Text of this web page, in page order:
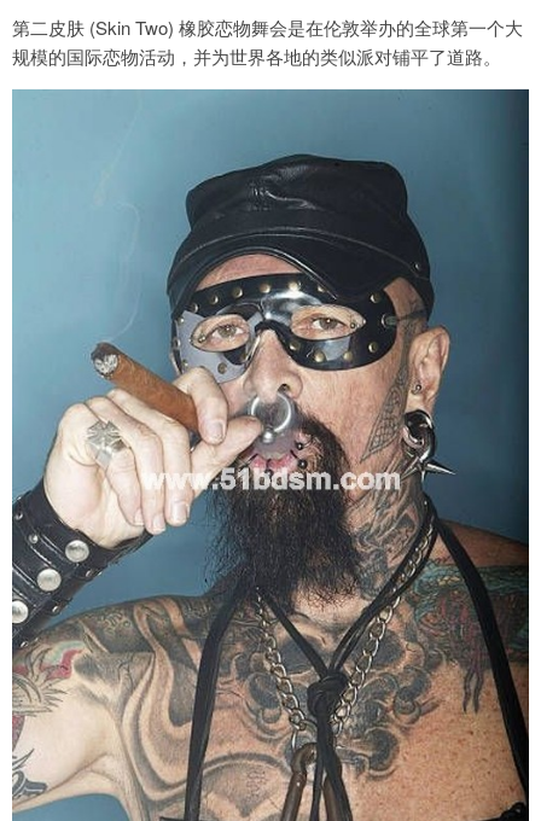
第二皮肤 (Skin Two) 橡胶恋物舞会是在伦敦举办的全球第一个大
规模的国际恋物活动，并为世界各地的类似派对铺平了道路。